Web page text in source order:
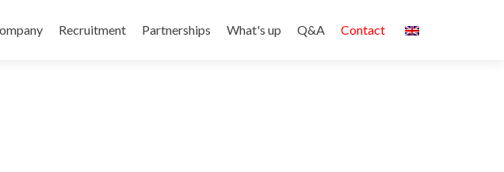
Recruitment Partnerships What's up Q&A Contact